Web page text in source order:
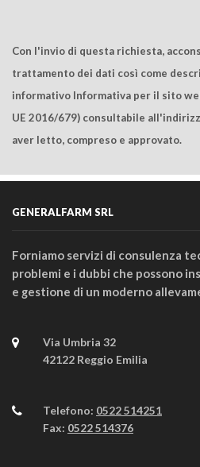
Con l'invio di questa richiesta,
trattamento dei dati così come
informativo Informativa per il sito
UE 2016/679) consultabile
aver letto, compreso e approvato.
GENERALFARM SRL
Forniamo servizi di consulenza
problemi e i dubbi che possono
e gestione di un moderno
Via Umbria 32
42122 Reggio Emilia
Telefono: 0522 514251
Fax: 0522 514376